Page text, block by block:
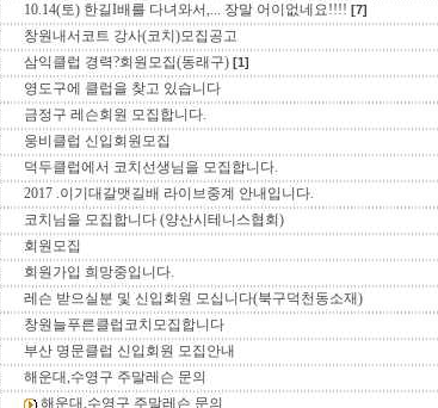
10.14(토) 한길I배를 다녀와서,... 장말 어이없네요!!!! [7]
창원내서코트 강사(코치)모집공고
삼익클럽 경력?회원모집(동래구) [1]
영도구에 클럽을 찾고 있습니다
금정구 레슨회원 모집합니다.
웅비클럽 신입회원모집
덕두클럽에서 코치선생님을 모집합니다.
2017 .이기대갈맷길배 라이브중계 안내입니다.
코치님을 모집합니다 (양산시테니스협회)
회원모집
회원가입 희망중입니다.
레슨 받으실분 및 신입회원 모십니다(북구덕천동소재)
창원늘푸른클럽코치모집합니다
부산 명문클럽 신입회원 모집안내
해운대,수영구 주말레슨 문의
해운대,수영구 주말레슨 문의